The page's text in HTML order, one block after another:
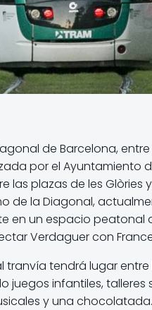
de Barcelona,
por el Ayuntamiento
las plazas de les
de la Diagonal,
en un espacio peatonal
Verdaguer con
tendrá lugar
juegos infantiles,
y una